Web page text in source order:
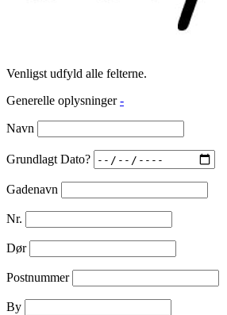
Venligst udfyld alle felterne.
Generelle oplysninger -
Navn
Grundlagt Dato?
Gadenavn
Nr.
Dør
Postnummer
By